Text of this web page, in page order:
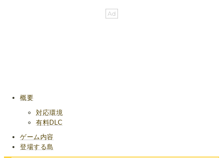
概要
対応環境
有料DLC
ゲーム内容
登場する島